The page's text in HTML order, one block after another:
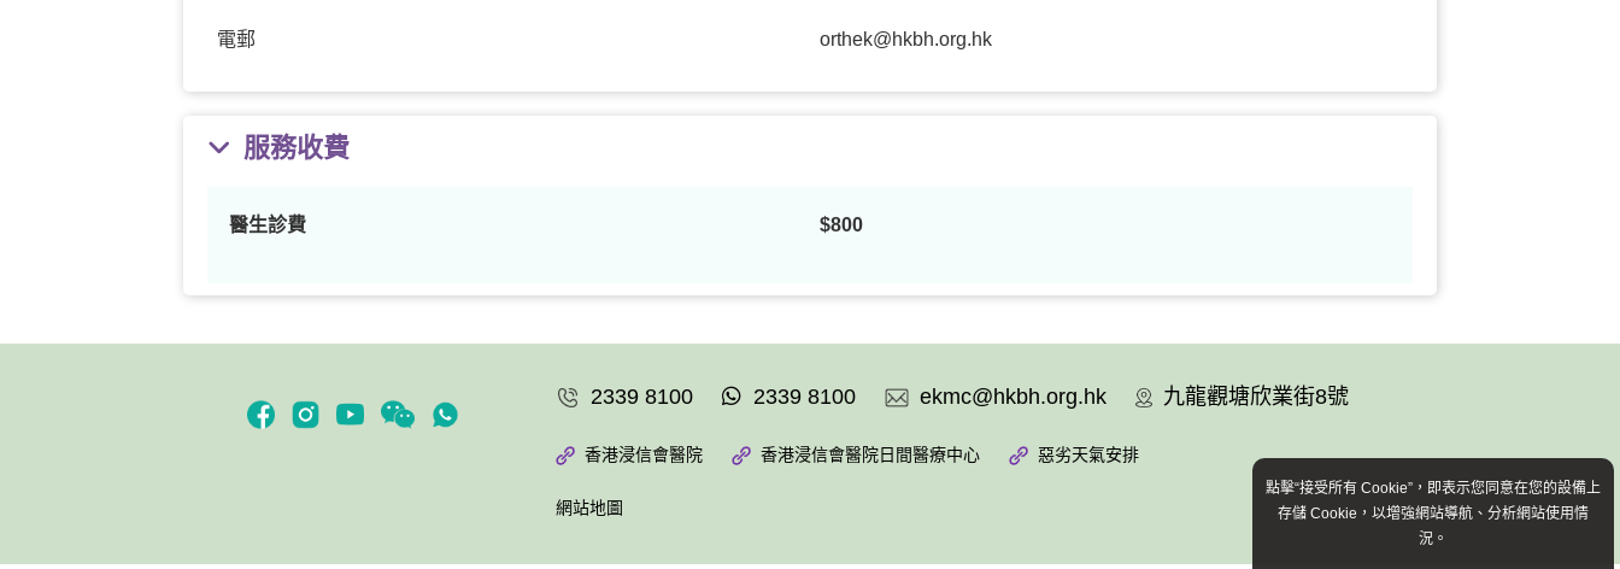
電郵 orthek@hkbh.org.hk
服務收費
醫生診費 $800
2339 8100 2339 8100 ekmc@hkbh.org.hk 九龍觀塘欣業街8號
香港浸信會醫院 香港浸信會醫院日間醫療中心 惡劣天氣安排
網站地圖
點擊“接受所有 Cookie”，即表示您同意在您的設備上
存儲 Cookie，以增強網站導航、分析網站使用情
況。